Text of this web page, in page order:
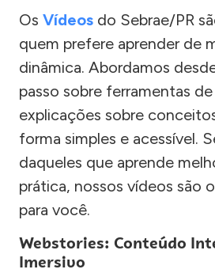
Os Vídeos do Sebrae/PR
quem prefere aprender de
dinâmica. Abordamos
passo sobre ferramentas
explicações sobre
forma simples e acessível.
daqueles que aprende
prática, nossos vídeos são
para você.
Webstories: Conteúdo
Imersivo